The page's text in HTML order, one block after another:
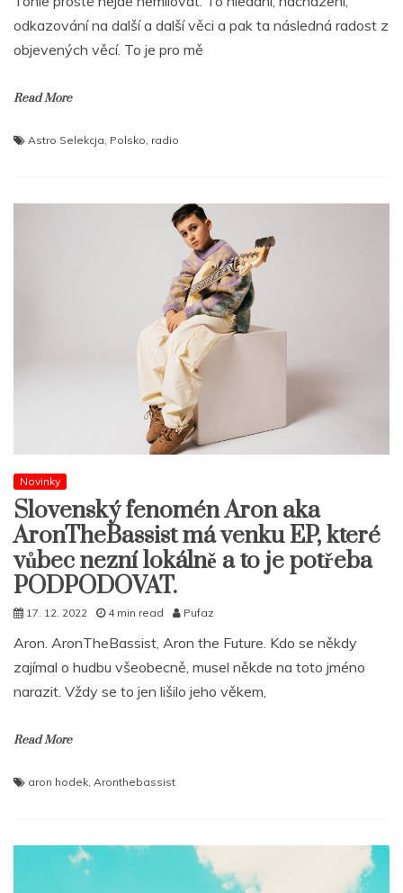
odkazování na další a další věci a pak ta následná radost z
objevených věcí. To je pro mě
Read More
Astro Selekcja Polsko radio
Novinky
Slovenský fenomén Aron aka
AronTheBassist má venku EP, které
vůbec nezní lokálně a to je potřeba
PODPODOVAT.
17. 12. 2022 4 min read Pufaz
Aron. AronTheBassist, Aron the Future. Kdo se někdy
zajímal o hudbu všeobecně, musel někde na toto jméno
narazit. Vždy se to jen lišilo jeho věkem,
Read More
aron hodek Aronthebassist